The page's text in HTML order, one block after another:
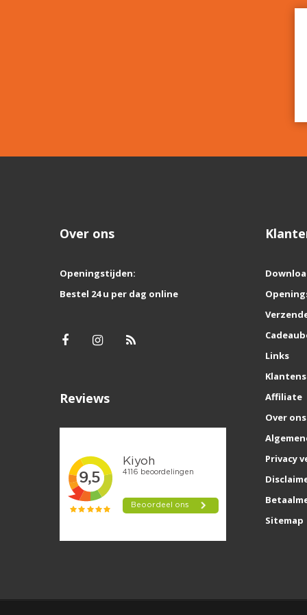
Over ons
Openingstijden:
Bestel 24 u per dag online
Reviews
Links
Affiliate
Over ons
Privacy
Sitemap